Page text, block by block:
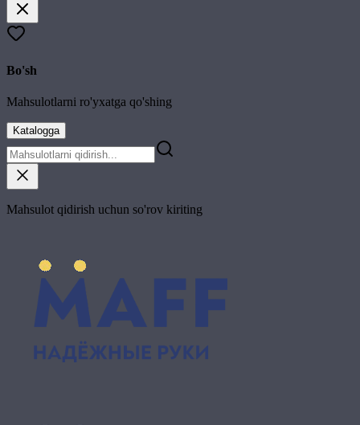
Bo'sh
Mahsulotlarni ro'yxatga qo'shing
Katalogga
Mahsulot qidirish uchun so'rov kiriting